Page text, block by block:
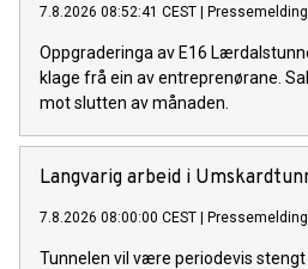
7.8.2026 08:52:41 CEST | Pressemelding
Oppgraderinga av E16
klage frå ein av entreprenørane.
mot slutten av månaden.
Langvarig arbeid i
7.8.2026 08:00:00 CEST | Pressemelding
Tunnelen vil være periodevis